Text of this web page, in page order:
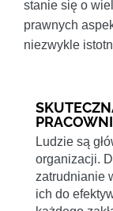
stanie się o
prawnych
niezwykle
Ludzie są
organizacji.
zatrudnianie
ich do